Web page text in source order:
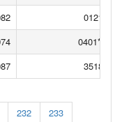
232
233